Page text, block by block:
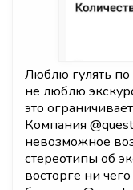
Люблю гулять
не люблю
это
Компания
невозможное
стереотипы об
восторге ни